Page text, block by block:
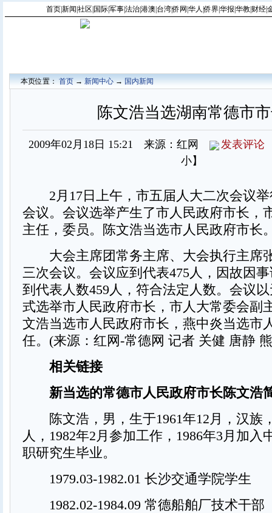
首页|新闻 社区 国际|军事|法治|港澳 台湾|侨网 华人 |侨界|华报 华教| 财经|
本页位置：首页→新闻中心→国内新闻
陈文浩当选湖南常德市
2009年02月18日 15:21 来源：红网 发表评论
小】
2月17日上午，市五届人大二次会议举
会议。会议选举产生了市人民政府市长，
主任，委员。陈文浩当选市人民政府市长
大会主席团常务主席、大会执行主席
三次会议。会议应到代表475人，因故因
到代表人数459人，符合法定人数。会议
式选举市人民政府市长，市人大常委会副
文浩当选市人民政府市长，燕中炎当选市
任。(来源：红网-常德网 记者 关健 唐静
相关链接
新当选的常德市人民政府市长陈文浩
陈文浩，男，生于1961年12月，汉族
人，1982年2月参加工作，1986年3月加入
职研究生毕业。
1979.03-1982.01 长沙交通学院学生
1982.02-1984.09 常德船舶厂技术干部